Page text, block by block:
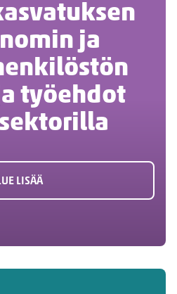
ja
työehdot
LISÄÄ